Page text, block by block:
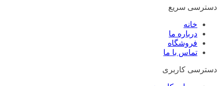
دسترسی سریع
خانه
درباره ما
فروشگاه
تماس با ما
دسترسی کاربری